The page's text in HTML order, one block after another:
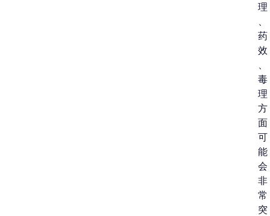
理
、
药
效
、
毒
理
方
面
可
能
会
非
常
突